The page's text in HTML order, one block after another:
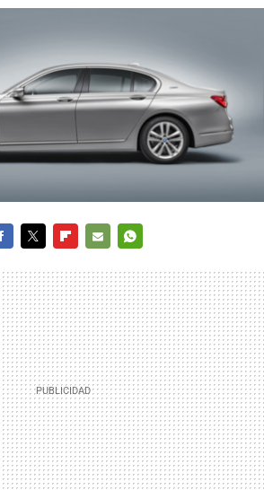
MAIL